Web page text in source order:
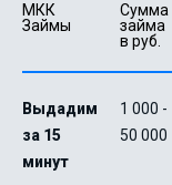
МКК
Займы
Сумма
займа
в руб.
Выдадим
за 15
минут
1 000 -
50 000